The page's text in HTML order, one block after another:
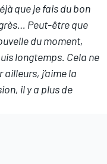
que je fais du bon
Peut-être que
du moment,
longtemps. Cela ne
j’aime la
il y a plus de